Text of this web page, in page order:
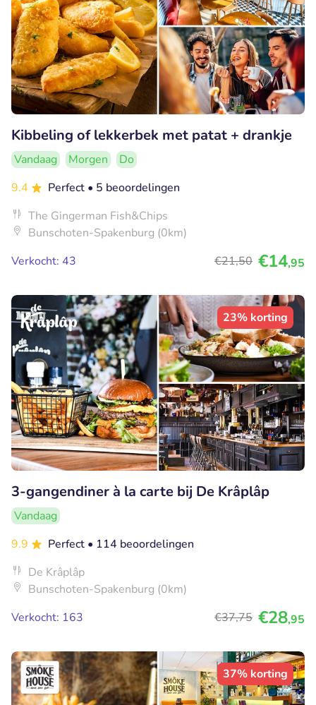
Kibbeling of lekkerbek met patat + drankje
Vandaag Morgen
Do
9.4
Perfect • 5 beoordelingen
The Gingerman Fish&Chips
Bunschoten-Spakenburg (0km)
Verkocht: 43
€21,50 €14,95
23% korting
3-gangendiner à la carte bij De Krâplâp
Vandaag
9.9
Perfect • 114 beoordelingen
De Krâplâp
Bunschoten-Spakenburg (0km)
Verkocht: 163
€37,75 €28,95
37% korting